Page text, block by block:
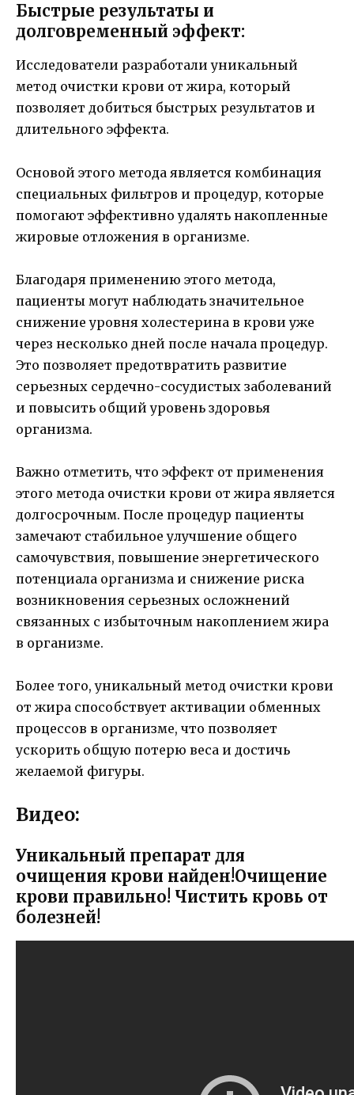
Быстрые результаты и
долговременный эффект:
Исследователи разработали уникальный
метод очистки крови от жира, который
позволяет добиться быстрых результатов и
длительного эффекта.
Основой этого метода является комбинация
специальных фильтров и процедур, которые
помогают эффективно удалять накопленные
жировые отложения в организме.
Благодаря применению этого метода,
пациенты могут наблюдать значительное
снижение уровня холестерина в крови уже
через несколько дней после начала процедур.
Это позволяет предотвратить развитие
серьезных сердечно-сосудистых заболеваний
и повысить общий уровень здоровья
организма.
Важно отметить, что эффект от применения
этого метода очистки крови от жира является
долгосрочным. После процедур пациенты
замечают стабильное улучшение общего
самочувствия, повышение энергетического
потенциала организма и снижение риска
возникновения серьезных осложнений
связанных с избыточным накоплением жира
в организме.
Более того, уникальный метод очистки крови
от жира способствует активации обменных
процессов в организме, что позволяет
ускорить общую потерю веса и достичь
желаемой фигуры.
Видео:
Уникальный препарат для
очищения крови найден!Очищение
крови правильно! Чистить кровь от
болезней!